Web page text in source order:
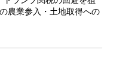
農業参入・土地取得への